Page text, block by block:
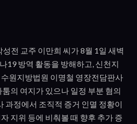
전 교주 이만희 씨가 8월 1일 새벽
19 방역 활동을 방해하고, 신천지
원지방법원 이명철 영장전담판사
의 여지가 있으나 일정 부분 혐의
과정에서 조직적 증거 인멸 정황이
지위 등에 비춰볼 때 향후 추가 증